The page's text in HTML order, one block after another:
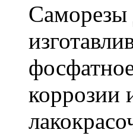
Саморезы
коррозии